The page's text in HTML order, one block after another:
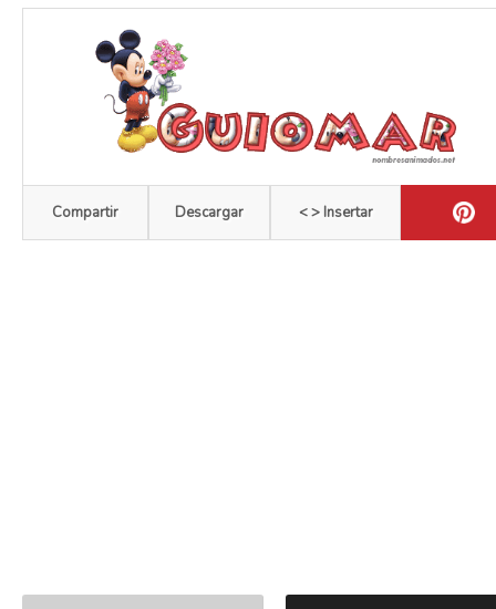
Compartir Descargar < > Insertar